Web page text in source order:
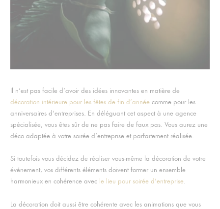
Il n’est pas facile d’avoir des idées innovantes en matière de
décoration intérieure pour les fêtes de fin d’année comme pour les
anniversaires d’entreprises. En déléguant cet aspect à une agence
spécialisée, vous êtes sûr de ne pas faire de faux pas. Vous aurez une
déco adaptée à votre soirée d’entreprise et parfaitement réalisée.
Si toutefois vous décidez de réaliser vous-même la décoration de votre
événement, vos différents éléments doivent former un ensemble
harmonieux en cohérence avec le lieu pour soirée d’entreprise.
La décoration doit aussi être cohérente avec les animations que vous